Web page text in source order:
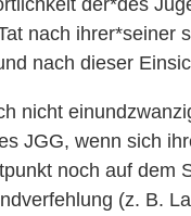
nach ihrer*seiner
nach dieser
nicht
JGG, wenn sich
noch auf dem
(z. B.